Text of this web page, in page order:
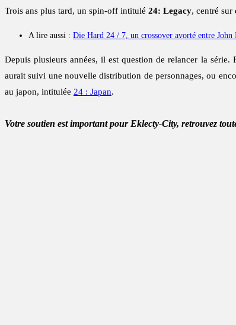
Trois ans plus tard, un spin-off intitulé 24: Legacy, centré sur
A lire aussi : Die Hard 24 / 7, un crossover avorté entre John
Depuis plusieurs années, il est question de relancer la série.
aurait suivi une nouvelle distribution de personnages, ou
au japon, intitulée 24 : Japan.
Votre soutien est important pour Eklecty-City, retrouvez